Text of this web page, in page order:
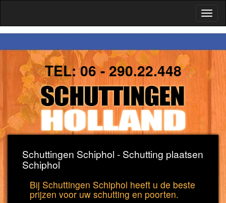
TEL:06 - 290.22.448
Schuttingen Schiphol - Schutting plaatsen
Schiphol
Bij Schuttingen Schiphol heeft u de beste
prijzen voor uw schutting en poorten.